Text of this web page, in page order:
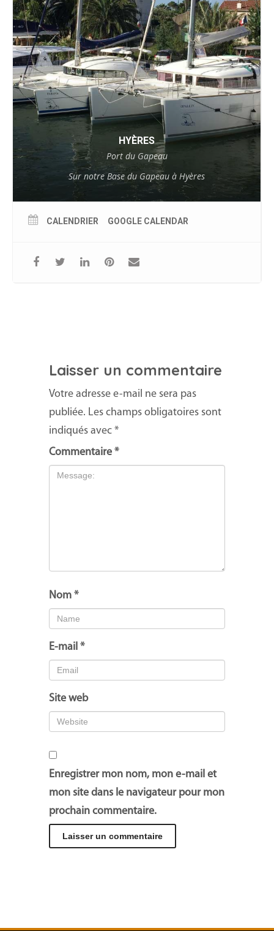
HYÈRES
Port du Gapeau
Sur notre Base du Gapeau à Hyères
CALENDRIER GOOGLE CALENDAR
Laisser un commentaire
Votre adresse e-mail ne sera pas
publiée. Les champs obligatoires sont
indiqués avec *
Commentaire *
Nom *
E-mail *
Site web
Enregistrer mon nom, mon e-mail et
mon site dans le navigateur pour mon
prochain commentaire.